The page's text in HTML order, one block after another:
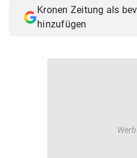
Kronen Zeitung als
hinzufügen